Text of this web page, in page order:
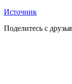
Источник
Поделитесь с